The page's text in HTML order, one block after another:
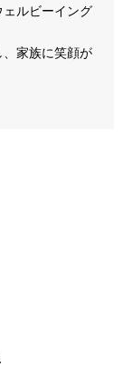
ルビーイング
家族に笑顔が